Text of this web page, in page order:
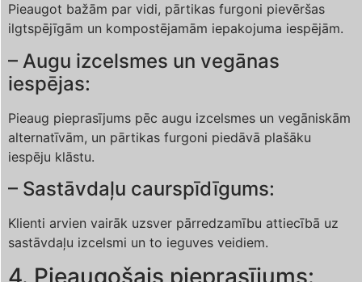
Pieaugot bažām par vidi, pārtikas furgoni pievēršas
ilgtspējīgām un kompostējamām iepakojuma iespējām.
– Augu izcelsmes un vegānas
iespējas:
Pieaug pieprasījums pēc augu izcelsmes un vegāniskām
alternatīvām, un pārtikas furgoni piedāvā plašāku
iespēju klāstu.
– Sastāvdaļu caurspīdīgums:
Klienti arvien vairāk uzsver pārredzamību attiecībā uz
sastāvdaļu izcelsmi un to ieguves veidiem.